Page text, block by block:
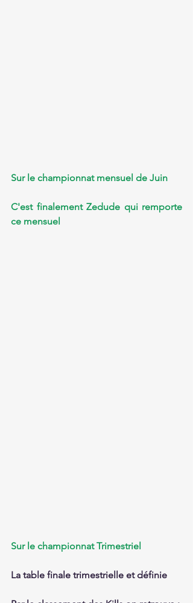
Sur le championnat mensuel de Juin
C'est finalement Zedude qui remporte
ce mensuel
Sur le championnat Trimestriel
La table finale trimestrielle et définie